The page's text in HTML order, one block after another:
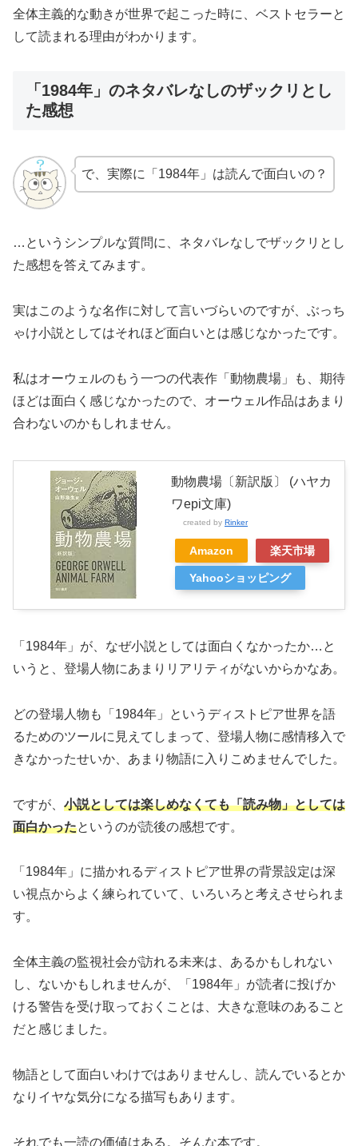
全体主義的な動きが世界で起こった時に、ベストセラーと
して読まれる理由がわかります。
「1984年」のネタバレなしのザックリとし
た感想
で、実際に「1984年」は読んで面白いの？
…というシンプルな質問に、ネタバレなしでザックリとし
た感想を答えてみます。
実はこのような名作に対して言いづらいのですが、ぶっち
ゃけ小説としてはそれほど面白いとは感じなかったです。
私はオーウェルのもう一つの代表作「動物農場」も、期待
ほどは面白く感じなかったので、オーウェル作品はあまり
合わないのかもしれません。
動物農場〔新訳版〕 (ハヤカ
ワepi文庫)
created by Rinker
Amazon 楽天市場
Yahooショッピング
「1984年」が、なぜ小説としては面白くなかったか…と
いうと、登場人物にあまりリアリティがないからかなあ。
どの登場人物も「1984年」というディストピア世界を語
るためのツールに見えてしまって、登場人物に感情移入で
きなかったせいか、あまり物語に入りこめませんでした。
ですが、 小説としては楽しめなくても「読み物」としては
面白かったというのが読後の感想です。
「1984年」に描かれるディストピア世界の背景設定は深
い視点からよく練られていて、いろいろと考えさせられま
す。
全体主義の監視社会が訪れる未来は、あるかもしれない
し、ないかもしれませんが、「1984年」が読者に投げか
ける警告を受け取っておくことは、大きな意味のあること
だと感じました。
物語として面白いわけではありませんし、読んでいるとか
なりイヤな気分になる描写もあります。
それでも一読の価値はある。そんな本です。